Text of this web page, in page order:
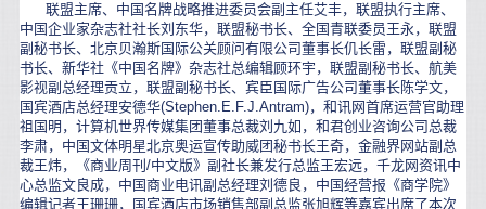
联盟主席、中国名牌战略推进委员会副主任艾丰，联盟执行主席、
中国企业家杂志社社长刘东华，联盟秘书长、全国青联委员王永，联盟
副秘书长、北京贝瀚斯国际公关顾问有限公司董事长仉长雷，联盟副秘
书长、新华社《中国名牌》杂志社总编辑顾环宇，联盟副秘书长、航美
影视副总经理贡立，联盟副秘书长、宾臣国际广告公司董事长陈学文，
国宾酒店总经理安德华(Stephen.E.F.J.Antram)，和讯网首席运营官助理
祖国明，计算机世界传媒集团董事总裁刘九如，和君创业咨询公司总裁
李肃，中国文体明星北京奥运宣传助威团秘书长王奇，金融界网站副总
裁王炜，《商业周刊/中文版》副社长兼发行总监王宏远，千龙网资讯中
心总监文良成，中国商业电讯副总经理刘德良，中国经营报《商学院》
编辑记者王珊珊，国宾酒店市场销售部副总监张旭辉等嘉宾出席了本次